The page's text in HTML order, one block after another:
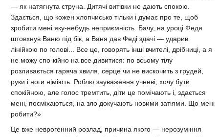
— як натягнута струна. Дитячі витівки не дають спокою.
Здається, що кожен хлопчисько тільки і думає про те, щоб
зробити мені яку-небудь неприємність. Бачу, на уроці Федя
штовхнув Ваню під бік, а Ваня дав Феді здачі — ударив
лінійкою по голові... Все це, говорять інші вчителі, дрібниці, а я
не можу спо-кійно на все дивитися: по всьому тілу
розливається гаряча хвиля, серце чи не вискочить з грудей,
руки і ноги німіють. Роблю зауваження учневі, хочу бути
спокійною, але голос тремтить, діти це помічають і, здається
мені, посміхаються, на зло докучають новими затіями. Що мені
робити?»
Це вже неврогенний розлад, причина якого — нерозуміння